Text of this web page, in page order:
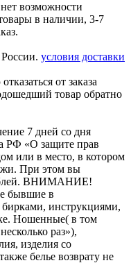
возможности
в наличии, 3-7
условия доставки
от заказа
товар обратно
7 дней со дня
РФ «О защите прав
или в место, в котором
При этом вы
ВНИМАНИЕ!
бывшие в
инструкциями,
Ношенные( в том
раз»),
изделия со
белье возврату не